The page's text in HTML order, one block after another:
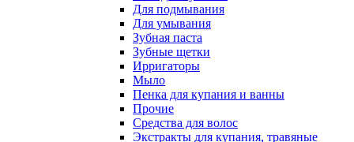
Для подмывания
Для умывания
Зубная паста
Зубные щетки
Ирригаторы
Мыло
Пенка для купания и ванны
Прочие
Средства для волос
Экстракты для купания, травяные